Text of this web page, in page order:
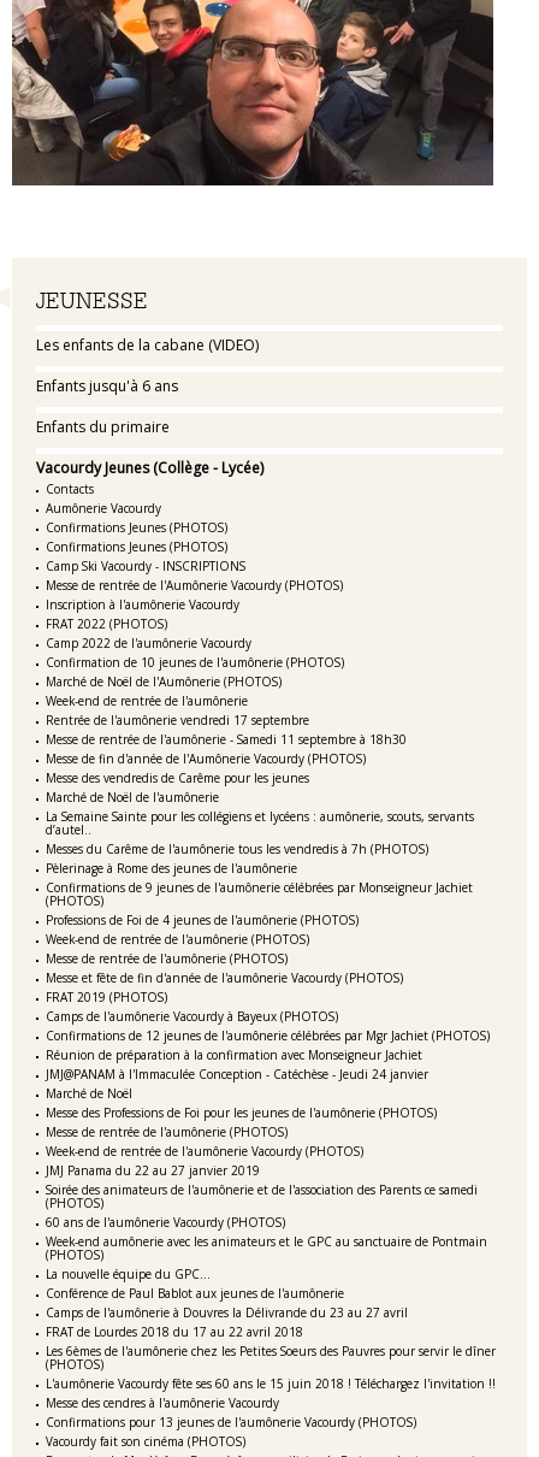
Navigation
JEUNESSE
Les enfants de la cabane (VIDEO)
Enfants jusqu'à 6 ans
Enfants du primaire
Vacourdy Jeunes (Collège - Lycée)
Contacts
Aumônerie Vacourdy
Confirmations Jeunes (PHOTOS)
Confirmations Jeunes (PHOTOS)
Camp Ski Vacourdy - INSCRIPTIONS
Messe de rentrée de l'Aumônerie Vacourdy (PHOTOS)
Inscription à l'aumônerie Vacourdy
FRAT 2022 (PHOTOS)
Camp 2022 de l'aumônerie Vacourdy
Confirmation de 10 jeunes de l'aumônerie (PHOTOS)
Marché de Noël de l'Aumônerie (PHOTOS)
Week-end de rentrée de l'aumônerie
Rentrée de l'aumônerie vendredi 17 septembre
Messe de rentrée de l'aumônerie - Samedi 11 septembre à 18h30
Messe de fin d'année de l'Aumônerie Vacourdy (PHOTOS)
Messe des vendredis de Carême pour les jeunes
Marché de Noël de l'aumônerie
La Semaine Sainte pour les collégiens et lycéens : aumônerie, scouts, servants
d’autel..
Messes du Carême de l'aumônerie tous les vendredis à 7h (PHOTOS)
Pèlerinage à Rome des jeunes de l'aumônerie
Confirmations de 9 jeunes de l'aumônerie célébrées par Monseigneur Jachiet
(PHOTOS)
Professions de Foi de 4 jeunes de l'aumônerie (PHOTOS)
Week-end de rentrée de l'aumônerie (PHOTOS)
Messe de rentrée de l'aumônerie (PHOTOS)
Messe et fête de fin d'année de l'aumônerie Vacourdy (PHOTOS)
FRAT 2019 (PHOTOS)
Camps de l'aumônerie Vacourdy à Bayeux (PHOTOS)
Confirmations de 12 jeunes de l'aumônerie célébrées par Mgr Jachiet (PHOTOS)
Réunion de préparation à la confirmation avec Monseigneur Jachiet
JMJ@PANAM à l'Immaculée Conception - Catéchèse - Jeudi 24 janvier
Marché de Noël
Messe des Professions de Foi pour les jeunes de l'aumônerie (PHOTOS)
Messe de rentrée de l'aumônerie (PHOTOS)
Week-end de rentrée de l'aumônerie Vacourdy (PHOTOS)
JMJ Panama du 22 au 27 janvier 2019
Soirée des animateurs de l'aumônerie et de l'association des Parents ce samedi
(PHOTOS)
60 ans de l'aumônerie Vacourdy (PHOTOS)
Week-end aumônerie avec les animateurs et le GPC au sanctuaire de Pontmain
(PHOTOS)
La nouvelle équipe du GPC...
Conférence de Paul Bablot aux jeunes de l'aumônerie
Camps de l'aumônerie à Douvres la Délivrande du 23 au 27 avril
FRAT de Lourdes 2018 du 17 au 22 avril 2018
Les 6èmes de l'aumônerie chez les Petites Soeurs des Pauvres pour servir le dîner
(PHOTOS)
L'aumônerie Vacourdy fête ses 60 ans le 15 juin 2018 ! Téléchargez l'invitation !!
Messe des cendres à l'aumônerie Vacourdy
Confirmations pour 13 jeunes de l'aumônerie Vacourdy (PHOTOS)
Vacourdy fait son cinéma (PHOTOS)